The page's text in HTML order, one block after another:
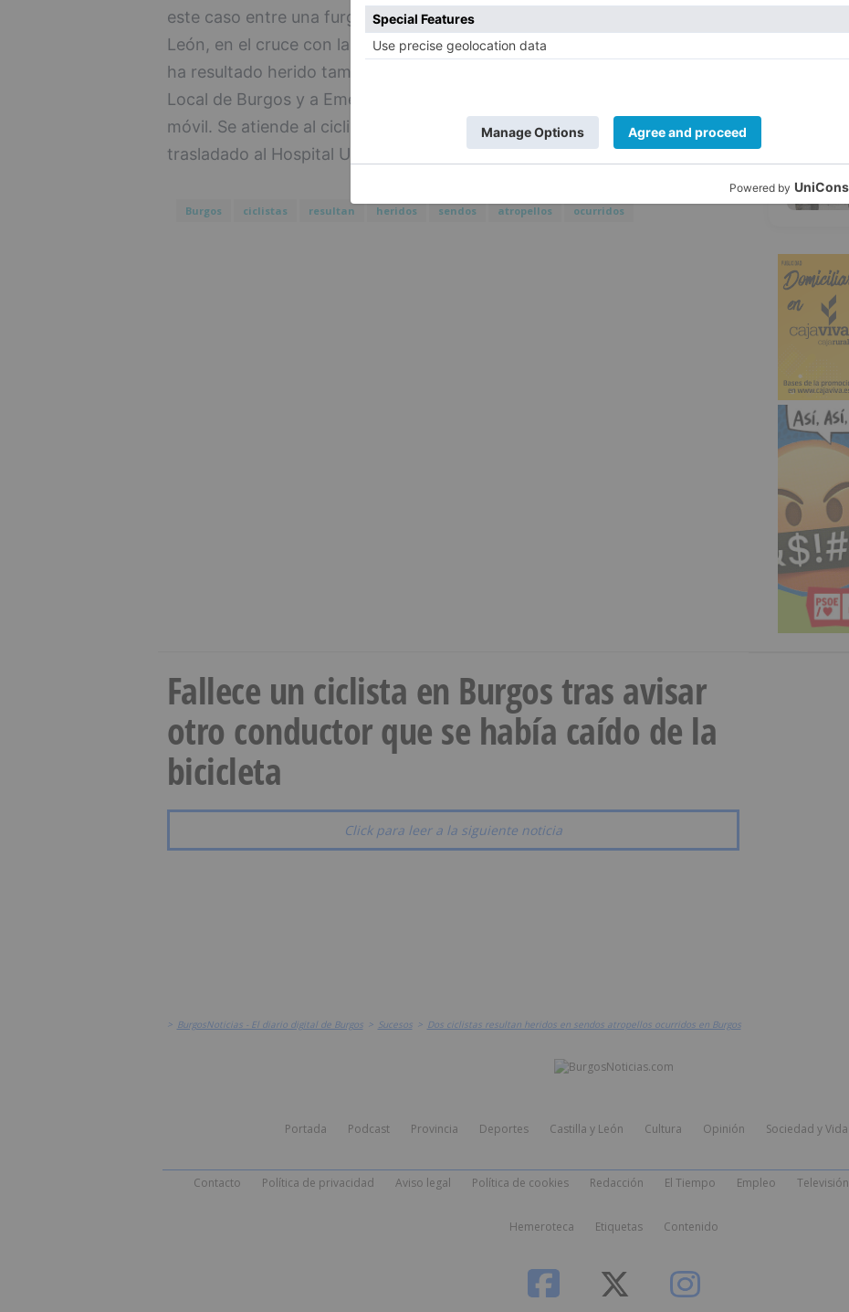
este caso entre una furgoneta y una bicicleta en la Avenida de Castilla y
León, en el cruce con la calle Vicente Alvarado, a consecuencia de la cual
ha resultado herido también el ciclista. El 1-1-2 pasa aviso a la Policía
Local de Burgos y a Emergencias Sanitarias - Sacyl, que envía una UVI
móvil. Se atiende al ciclista herido, que es un varón de 60 años,
trasladado al Hospital Universitario de Burgos.
Burgos ciclistas resultan heridos sendos atropellos ocurridos
Fallece un ciclista en Burgos tras avisar
otro conductor que se había caído de la
bicicleta
Click para leer a la siguiente noticia
> BurgosNoticias - El diario digital de Burgos > Sucesos > Dos ciclistas resultan heridos en sendos atropellos ocurridos en Burgos
Portada Podcast Provincia Deportes Castilla y León Cultura Opinión Sociedad y Vida
Contacto Política de privacidad Aviso legal Política de cookies Redacción El Tiempo Empleo Televisión
Hemeroteca Etiquetas Contenido